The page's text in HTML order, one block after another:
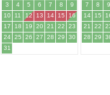
3
4 5 6 7 8
9
10
11 12 13 14 15
16
17
18 19 20 21 22
23
24 25 26 27 28 29
30
31
7
8
9
14
15
21
22
28
29